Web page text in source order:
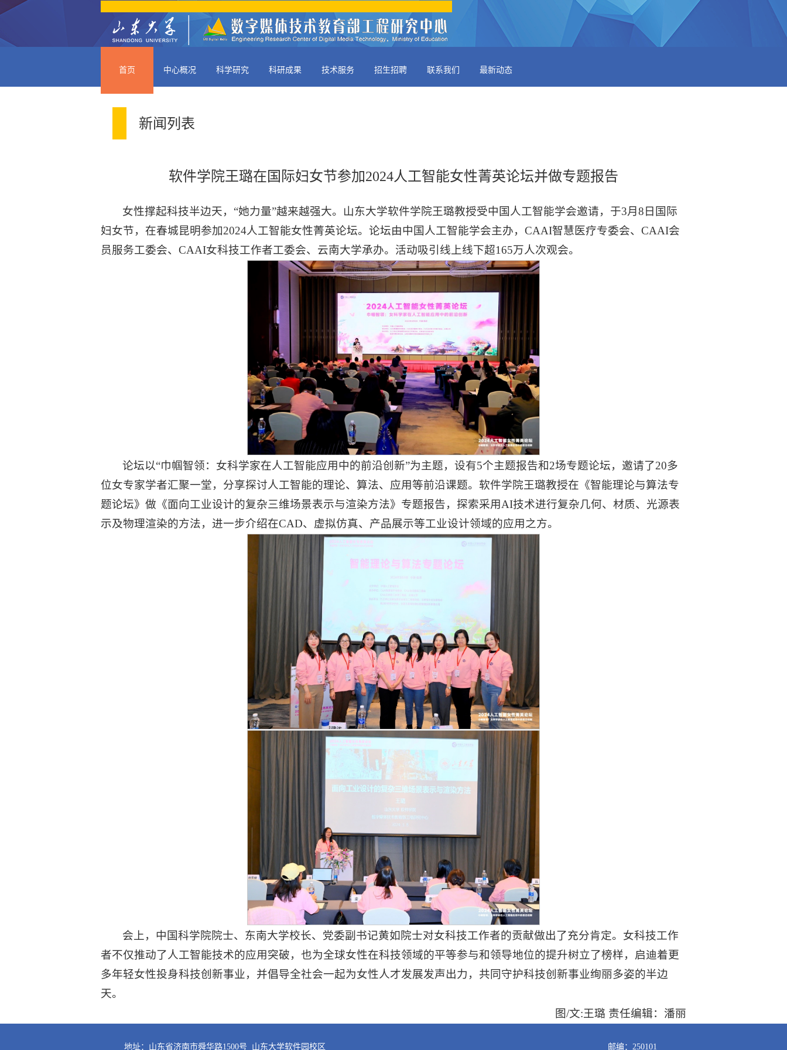
首页 中心概况 科学研究 科研成果 技术服务 招生招聘 联系我们 最新动态
新闻列表
软件学院王璐在国际妇女节参加2024人工智能女性菁英论坛并做专题报告
女性撑起科技半边天，“她力量”越来越强大。山东大学软件学院王璐教授受中国人工智能学会邀请，于3月8日国际
妇女节，在春城昆明参加2024人工智能女性菁英论坛。论坛由中国人工智能学会主办，CAAI智慧医疗专委会、CAAI会
员服务工委会、CAAI女科技工作者工委会、云南大学承办。活动吸引线上线下超165万人次观会。
论坛以“巾帼智领：女科学家在人工智能应用中的前沿创新”为主题，设有5个主题报告和2场专题论坛，邀请了20多
位女专家学者汇聚一堂，分享探讨人工智能的理论、算法、应用等前沿课题。软件学院王璐教授在《智能理论与算法专
题论坛》做《面向工业设计的复杂三维场景表示与渲染方法》专题报告，探索采用AI技术进行复杂几何、材质、光源表
示及物理渲染的方法，进一步介绍在CAD、虚拟仿真、产品展示等工业设计领域的应用之方。
会上，中国科学院院士、东南大学校长、党委副书记黄如院士对女科技工作者的贡献做出了充分肯定。女科技工作
者不仅推动了人工智能技术的应用突破，也为全球女性在科技领域的平等参与和领导地位的提升树立了榜样，启迪着更
多年轻女性投身科技创新事业，并倡导全社会一起为女性人才发展发声出力，共同守护科技创新事业绚丽多姿的半边
天。
图/文:王璐 责任编辑：潘丽
地址：山东省济南市舜华路1500号 山东大学软件园校区 邮编：250101